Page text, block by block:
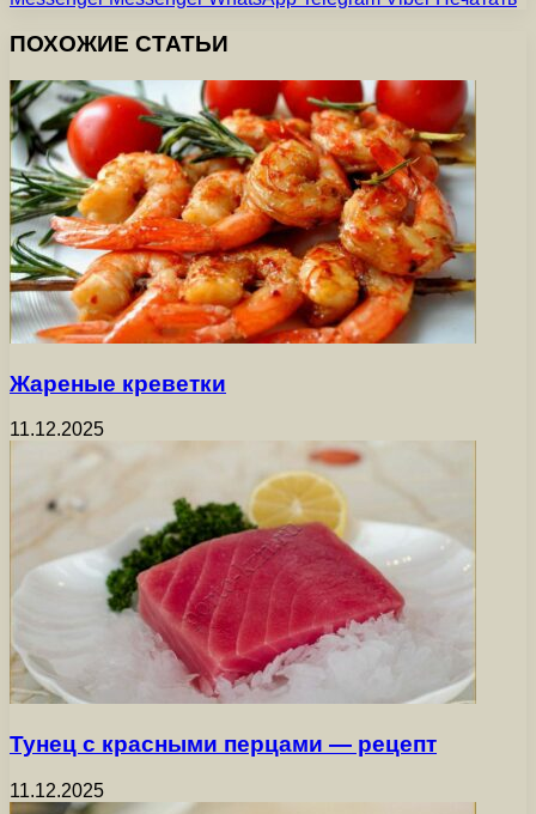
ПОХОЖИЕ СТАТЬИ
Жареные креветки
11.12.2025
Тунец с красными перцами — рецепт
11.12.2025